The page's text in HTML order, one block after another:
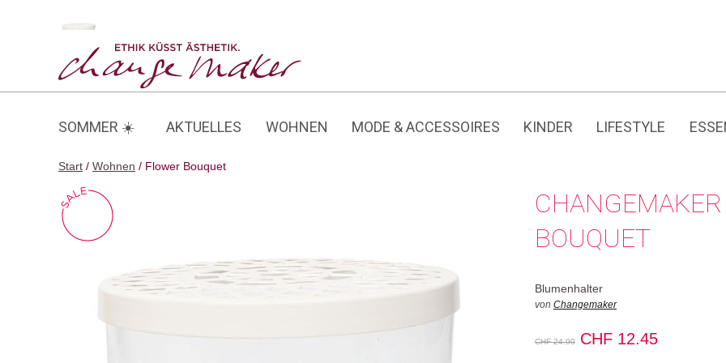
SOMMER ☀️ AKTUELLES WOHNEN MODE & ACCESSOIRES KINDER LIFESTYLE
Start / Wohnen / Flower Bouquet
BOUQUET
Blumenhalter
von Changemaker
CHF24.90
Ursprünglicher
CHF 12.45Aktueller